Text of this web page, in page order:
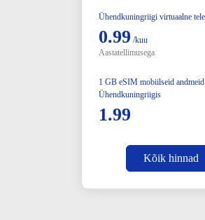
Ühendkuningriigi virtuaalne
0.99 /kuu
Aastatellimusega
1 GB eSIM mobiilseid andmeid
Ühendkuningriigis
1.99
Kõik hinnad